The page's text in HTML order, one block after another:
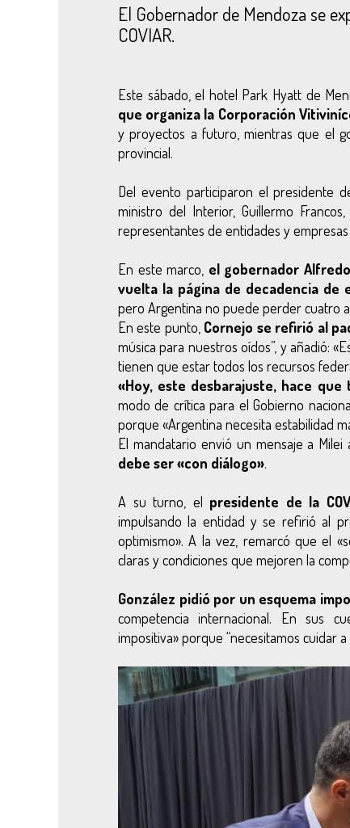
El Gobernador de Mendoza se
COVIAR.
Este sábado, el hotel Park Hyatt de
que organiza la Corporación
y proyectos a futuro, mientras que el
provincial.
Del evento participaron el presidente
ministro del Interior, Guillermo
representantes de entidades y
En este marco, el gobernador
vuelta la página de decadencia de
pero Argentina no puede perder cuatro
En este punto, Cornejo se refirió al
música para nuestros oídos”, y añadió:
tienen que estar todos los recursos
«Hoy, este desbarajuste, hace
modo de crítica para el Gobierno
porque «Argentina necesita estabilidad
El mandatario envió un mensaje a Milei
debe ser «con diálogo».
A su turno, el presidente de la
impulsando la entidad y se refirió al
optimismo». A la vez, remarcó que el
claras y condiciones que mejoren la
González pidió por un esquema
competencia internacional. En sus
impositiva» porque “necesitamos cuidar